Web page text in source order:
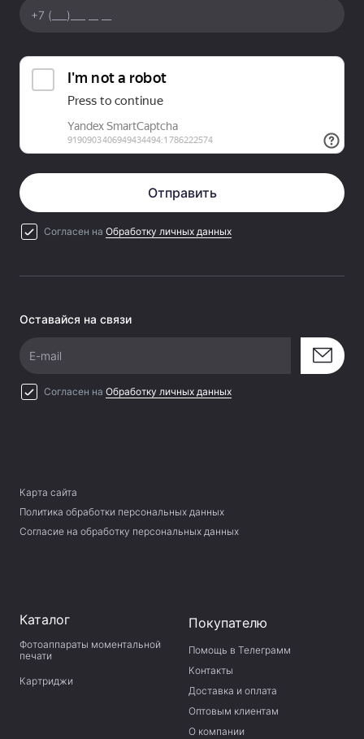
Отправить
Согласен на Обработку личных данных
Оставайся на связи
E-mail
Согласен на Обработку личных данных
Карта сайта
Политика обработки персональных данных
Согласие на обработку персональных данных
Каталог
Фотоаппараты моментальной
печати
Картриджи
Покупателю
Помощь в Телеграмм
Контакты
Доставка и оплата
Оптовым клиентам
О компании